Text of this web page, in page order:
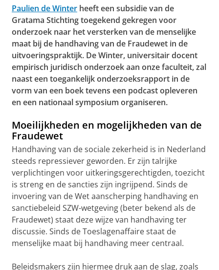
Paulien de Winter heeft een subsidie van de
Gratama Stichting toegekend gekregen voor
onderzoek naar het versterken van de menselijke
maat bij de handhaving van de Fraudewet in de
uitvoeringspraktijk. De Winter, universitair docent
empirisch juridisch onderzoek aan onze faculteit, zal
naast een toegankelijk onderzoeksrapport in de
vorm van een boek tevens een podcast opleveren
en een nationaal symposium organiseren.
Moeilijkheden en mogelijkheden van de
Fraudewet
Handhaving van de sociale zekerheid is in Nederland
steeds repressiever geworden. Er zijn talrijke
verplichtingen voor uitkeringsgerechtigden, toezicht
is streng en de sancties zijn ingrijpend. Sinds de
invoering van de Wet aanscherping handhaving en
sanctiebeleid SZW-wetgeving (beter bekend als de
Fraudewet) staat deze wijze van handhaving ter
discussie. Sinds de Toeslagenaffaire staat de
menselijke maat bij handhaving meer centraal.
Beleidsmakers zijn hiermee druk aan de slag, zoals